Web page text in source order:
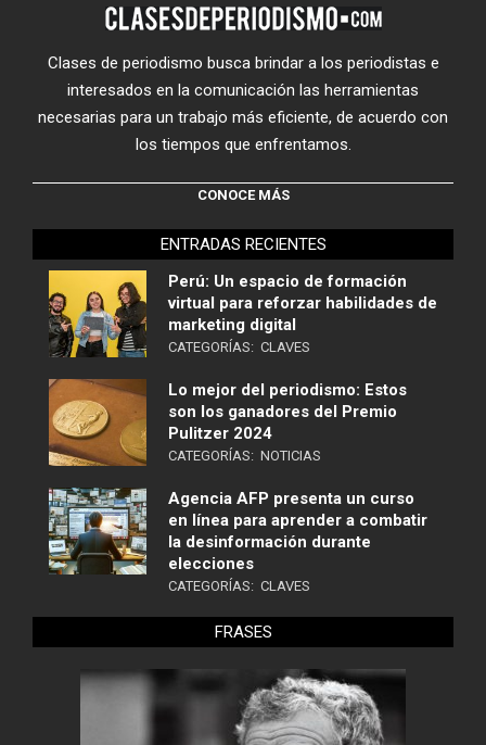
Clases de periodismo busca brindar a los periodistas e
interesados en la comunicación las herramientas
necesarias para un trabajo más eficiente, de acuerdo con
los tiempos que enfrentamos.
CONOCE MÁS
ENTRADAS RECIENTES
Perú: Un espacio de formación
virtual para reforzar habilidades de
marketing digital
CATEGORÍAS: CLAVES
Lo mejor del periodismo: Estos
son los ganadores del Premio
Pulitzer 2024
CATEGORÍAS: NOTICIAS
Agencia AFP presenta un curso
en línea para aprender a combatir
la desinformación durante
elecciones
CATEGORÍAS: CLAVES
FRASES